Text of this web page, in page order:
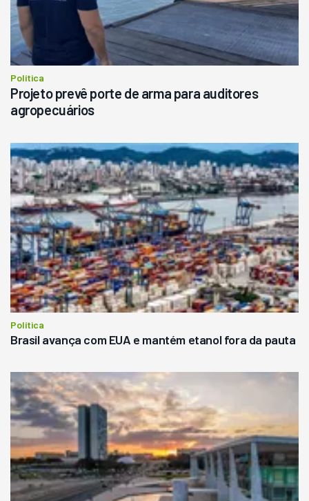
Política
Projeto prevê porte de arma para auditores
agropecuários
Política
Brasil avança com EUA e mantém etanol fora da pauta